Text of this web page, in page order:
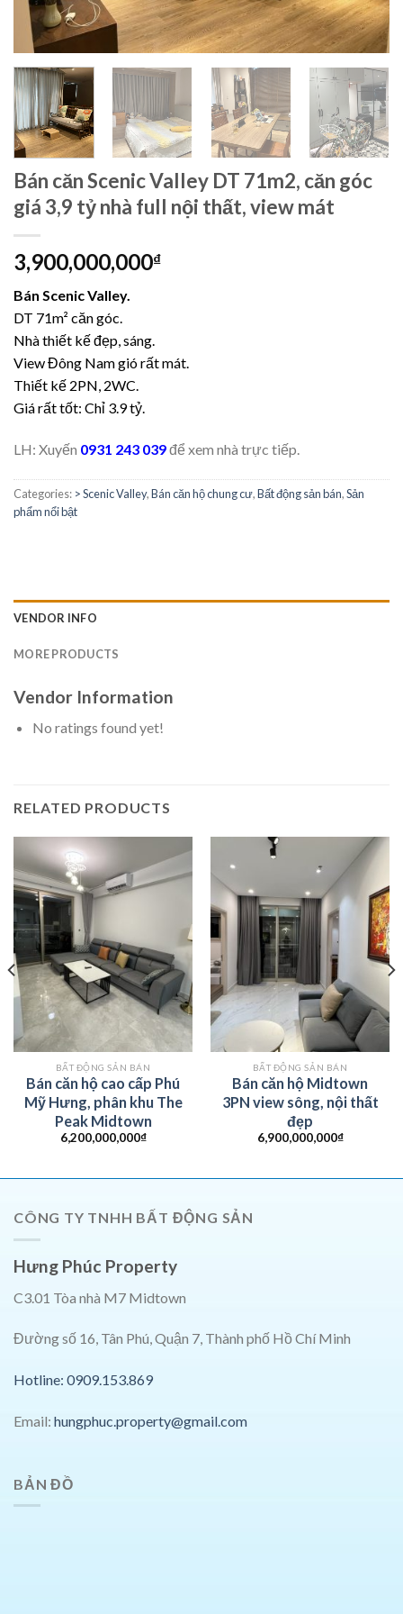
Bán căn Scenic Valley DT 71m2, căn góc
giá 3,9 tỷ nhà full nội thất, view mát
3,900,000,000₫
Bán Scenic Valley.
DT 71m² căn góc.
Nhà thiết kế đẹp, sáng.
View Đông Nam gió rất mát.
Thiết kế 2PN, 2WC.
Giá rất tốt: Chỉ 3.9 tỷ.
LH: Xuyến 0931 243 039để xem nhà trực tiếp.
Categories: > Scenic Valley,Bán căn hộ chung cư,Bất động sản bán,Sản
phẩm nổi bật
VENDOR INFO
MORE PRODUCTS
Vendor Information
No ratings found yet!
RELATED PRODUCTS
BẤT ĐỘNG SẢN BÁN
Bán căn hộ cao cấp Phú
Mỹ Hưng, phân khu The
Peak Midtown
6,200,000,000₫
BẤT ĐỘNG SẢN BÁN
Bán căn hộ Midtown
3PN view sông, nội thất
đẹp
6,900,000,000₫
CÔNG TY TNHH BẤT ĐỘNG SẢN
Hưng Phúc Property
C3.01 Tòa nhà M7 Midtown
Đường số 16, Tân Phú, Quận 7, Thành phố Hồ Chí Minh
Hotline: 0909.153.869
Email: hungphuc.property@gmail.com
BẢN ĐỒ